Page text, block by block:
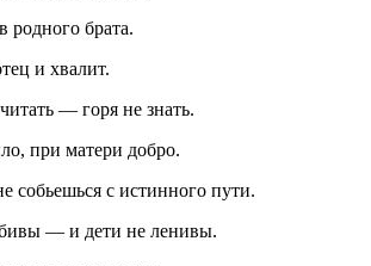
родного брата.
и хвалит.
— горя не знать.
при матери добро.
собьешься с истинного пути.
— и дети не ленивы.